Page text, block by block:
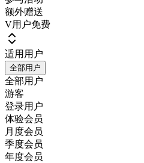
额外赠送
V用户免费
适用用户
全部用户
全部用户
游客
登录用户
体验会员
月度会员
季度会员
年度会员